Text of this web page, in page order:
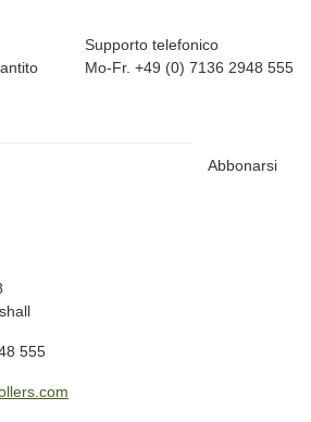
Supporto telefonico
Mo-Fr. +49 (0) 7136 2948 555
Abbonarsi
555